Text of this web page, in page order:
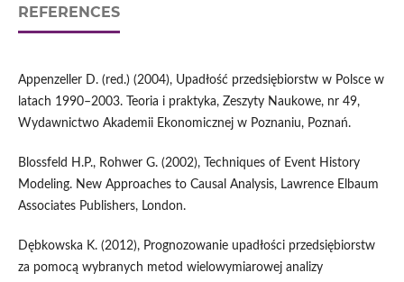
REFERENCES
Appenzeller D. (red.) (2004), Upadłość przedsiębiorstw w Polsce w
latach 1990–2003. Teoria i praktyka, Zeszyty Naukowe, nr 49,
Wydawnictwo Akademii Ekonomicznej w Poznaniu, Poznań.
Blossfeld H.P., Rohwer G. (2002), Techniques of Event History
Modeling. New Approaches to Causal Analysis, Lawrence Elbaum
Associates Publishers, London.
Dębkowska K. (2012), Prognozowanie upadłości przedsiębiorstw
za pomocą wybranych metod wielowymiarowej analizy